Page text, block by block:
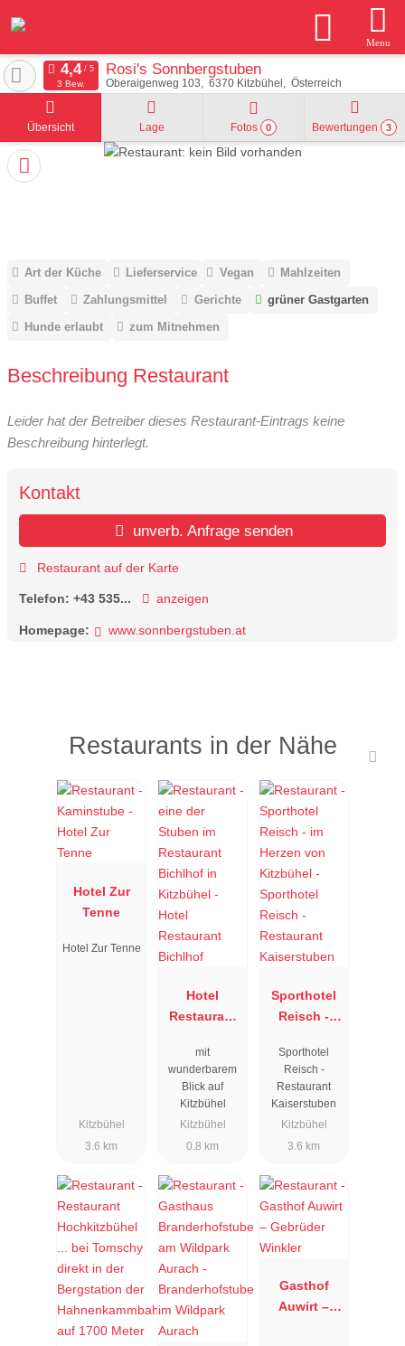
Menu
Rosi's Sonnbergstuben
Oberaigenweg 103 6370 Kitzbühel Österreich
3 Bew.
Übersicht Lage Fotos 0 Bewertungen 3
Art der Küche Lieferservice Vegan
Mahlzeiten
Buffet
Zahlungsmittel Gerichte
grüner Gastgarten
Hunde erlaubt
zum Mitnehmen
Beschreibung Restaurant
Leider hat der Betreiber dieses Restaurant-Eintrags keine
Beschreibung hinterlegt.
Kontakt
unverb. Anfrage senden
Restaurant auf der Karte
Telefon: +43 535... anzeigen
Homepage: www.sonnbergstuben.at
Restaurants in der Nähe
Hotel Zur
Tenne
Hotel Zur Tenne
Kitzbühel
3.6 km
Hotel
Restaurant
mit
wunderbarem
Blick auf
Kitzbühel
Kitzbühel
0.8 km
Sporthotel
Reisch -
Kaiserstube
Sporthotel
Reisch -
Restaurant
Kaiserstuben
Kitzbühel
3.6 km
Gasthof
Auwirt –